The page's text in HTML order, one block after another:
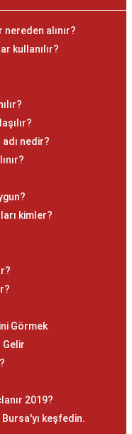
alınır?
kullanılır?
nedir?
kimler?
Görmek
Gelir
2019?
keşfedin.